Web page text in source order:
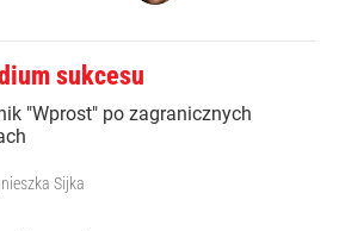
sukcesu
"Wprost" po zagranicznych
Sijka